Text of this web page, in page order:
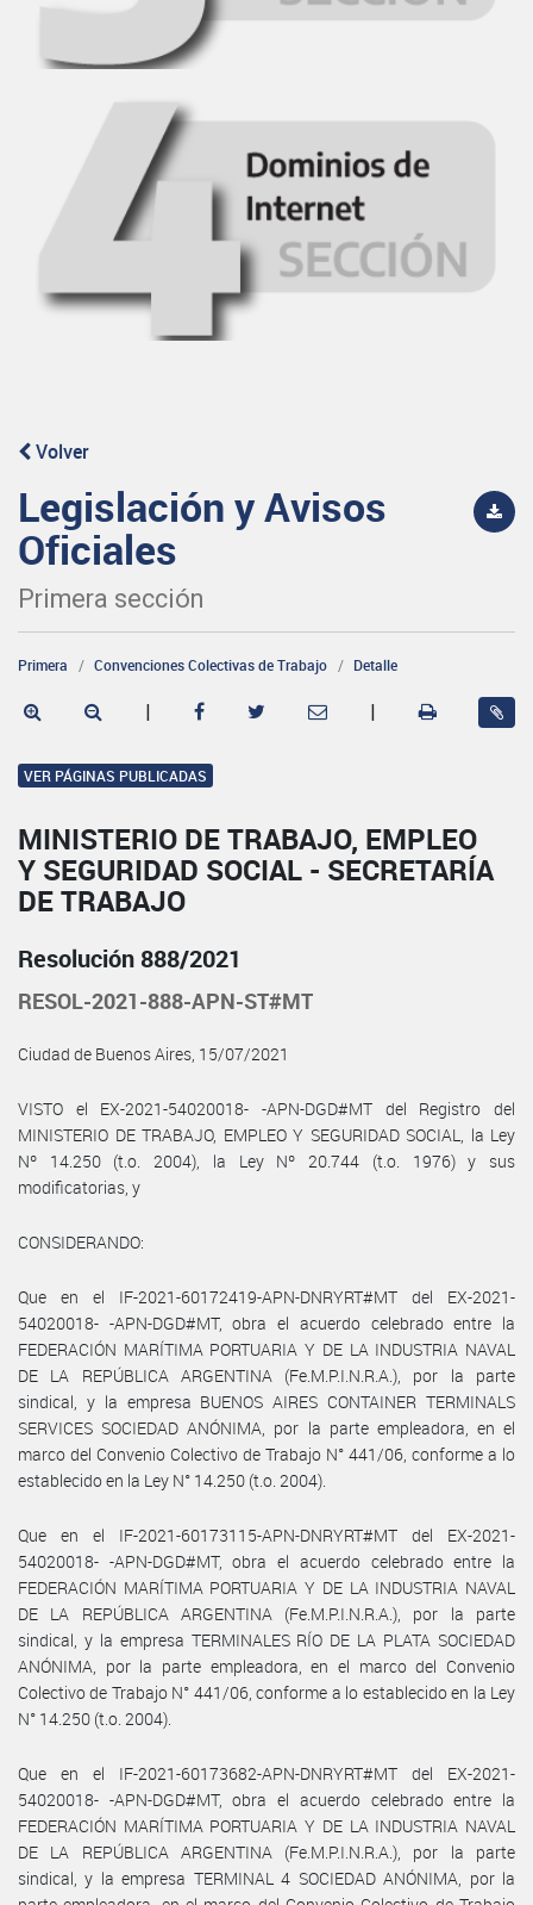
Volver
Legislación y Avisos
Oficiales
Primera sección
Primera Convenciones Colectivas de Trabajo Detalle
| |
VER PÁGINAS PUBLICADAS
MINISTERIO DE TRABAJO, EMPLEO
Y SEGURIDAD SOCIAL - SECRETARÍA
DE TRABAJO
Resolución 888/2021
RESOL-2021-888-APN-ST#MT
Ciudad de Buenos Aires, 15/07/2021
VISTO el EX-2021-54020018- -APN-DGD#MT del Registro del
MINISTERIO DE TRABAJO, EMPLEO Y SEGURIDAD SOCIAL, la Ley
Nº 14.250 (t.o. 2004), la Ley Nº 20.744 (t.o. 1976) y sus
modificatorias, y
CONSIDERANDO:
Que en el IF-2021-60172419-APN-DNRYRT#MT del EX-2021-
54020018- -APN-DGD#MT, obra el acuerdo celebrado entre la
FEDERACIÓN MARÍTIMA PORTUARIA Y DE LA INDUSTRIA NAVAL
DE LA REPÚBLICA ARGENTINA (Fe.M.P.I.N.R.A.), por la parte
sindical, y la empresa BUENOS AIRES CONTAINER TERMINALS
SERVICES SOCIEDAD ANÓNIMA, por la parte empleadora, en el
marco del Convenio Colectivo de Trabajo N° 441/06, conforme a lo
establecido en la Ley N° 14.250 (t.o. 2004).
Que en el IF-2021-60173115-APN-DNRYRT#MT del EX-2021-
54020018- -APN-DGD#MT, obra el acuerdo celebrado entre la
FEDERACIÓN MARÍTIMA PORTUARIA Y DE LA INDUSTRIA NAVAL
DE LA REPÚBLICA ARGENTINA (Fe.M.P.I.N.R.A.), por la parte
sindical, y la empresa TERMINALES RÍO DE LA PLATA SOCIEDAD
ANÓNIMA, por la parte empleadora, en el marco del Convenio
Colectivo de Trabajo N° 441/06, conforme a lo establecido en la Ley
N° 14.250 (t.o. 2004).
Que en el IF-2021-60173682-APN-DNRYRT#MT del EX-2021-
54020018- -APN-DGD#MT, obra el acuerdo celebrado entre la
FEDERACIÓN MARÍTIMA PORTUARIA Y DE LA INDUSTRIA NAVAL
DE LA REPÚBLICA ARGENTINA (Fe.M.P.I.N.R.A.), por la parte
sindical, y la empresa TERMINAL 4 SOCIEDAD ANÓNIMA, por la